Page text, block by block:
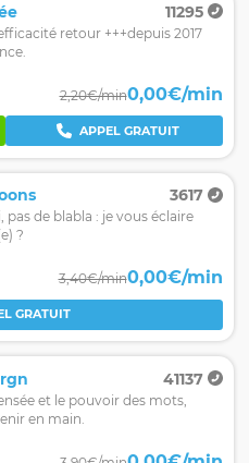
11295
retour +++depuis 2017
2,20€/min0,00€/min
APPEL GRATUIT
3617
pas de blabla : je vous éclaire
?
3,40€/min0,00€/min
GRATUIT
41137
et le pouvoir des mots,
en main.